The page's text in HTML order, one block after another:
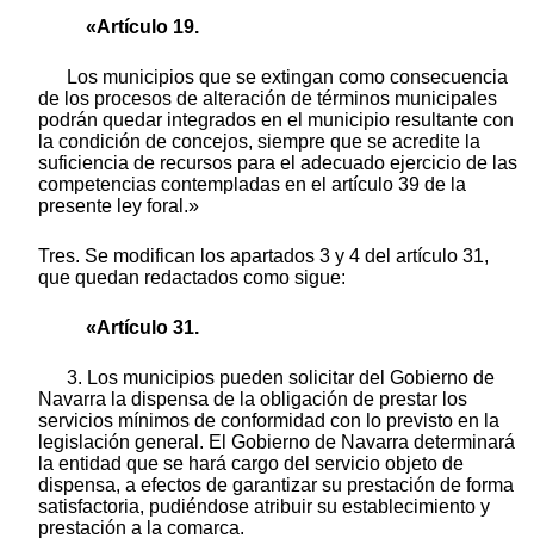
«Artículo 19.
Los municipios que se extingan como consecuencia
de los procesos de alteración de términos municipales
podrán quedar integrados en el municipio resultante con
la condición de concejos, siempre que se acredite la
suficiencia de recursos para el adecuado ejercicio de las
competencias contempladas en el artículo 39 de la
presente ley foral.»
Tres. Se modifican los apartados 3 y 4 del artículo 31,
que quedan redactados como sigue:
«Artículo 31.
3. Los municipios pueden solicitar del Gobierno de
Navarra la dispensa de la obligación de prestar los
servicios mínimos de conformidad con lo previsto en la
legislación general. El Gobierno de Navarra determinará
la entidad que se hará cargo del servicio objeto de
dispensa, a efectos de garantizar su prestación de forma
satisfactoria, pudiéndose atribuir su establecimiento y
prestación a la comarca.